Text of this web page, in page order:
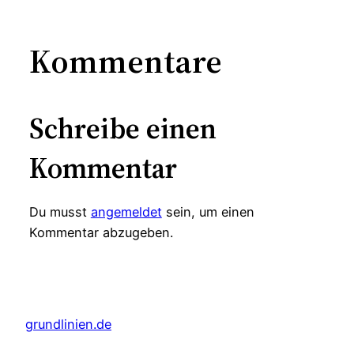
Kommentare
Schreibe einen
Kommentar
Du musst angemeldetsein, um einen
Kommentar abzugeben.
grundlinien.de